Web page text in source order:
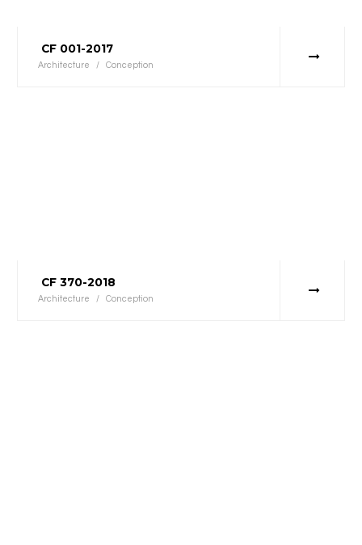
CF 001-2017
Architecture / Conception
CF 370-2018
Architecture / Conception